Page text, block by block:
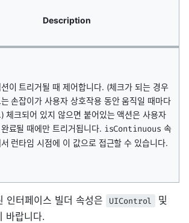
Description
이 트리거될 때 제어합니다. (체크가 되는 경우
손잡이가 사용자 상호작용 동안 움직일 때마다
체크되어 있지 않으면 붙어있는 액션은 사용자
료될 때에만 트리거됩니다. isContinuous 속
런타임 시점에 이 값으로 접근할 수 있습니다.
인터페이스 빌더 속성은 UIControl 및
바랍니다.